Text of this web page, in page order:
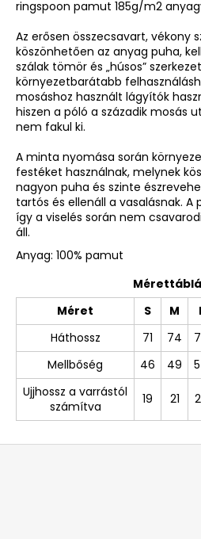
ringspoon pamut 185g/m2
Az erősen összecsavart, vékony
köszönhetően az anyag puha,
szálak tömör és „húsos”
környezetbarátabb
mosáshoz használt lágyítók
hiszen a póló a századik mosás
nem fakul ki.
A minta nyomása során
festéket használnak, melynek
nagyon puha és szinte
tartós és ellenáll a vasalásnak.
így a viselés során nem
áll.
Anyag: 100% pamut
Méret
S M
Háthossz
71 74
Mellbőség
46 49
Ujjhossz a varrástól
számítva
19 21
L